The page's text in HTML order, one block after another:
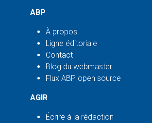
ABP
À propos
Ligne éditoriale
Contact
Blog du webmaster
Flux ABP open source
AGIR
Écrire à la rédaction